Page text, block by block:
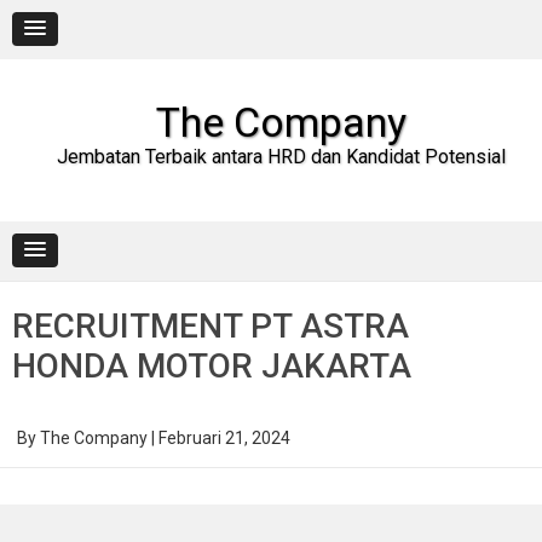
content
The Company
Jembatan Terbaik antara HRD dan Kandidat Potensial
RECRUITMENT PT ASTRA
HONDA MOTOR JAKARTA
ByThe Company Februari 21, 2024